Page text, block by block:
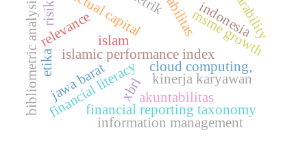
islamic performance indexmsme growth
financial literacy
xbrl
financial reporting taxonomy
relevance
cloud computing,
bibliometric analysis
information management
jawa barat
etika
islam
kinerja karyawan
risiko indonesia
akuntabilitas